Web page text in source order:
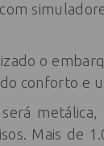
o
conforto e
metálica,
Mais de